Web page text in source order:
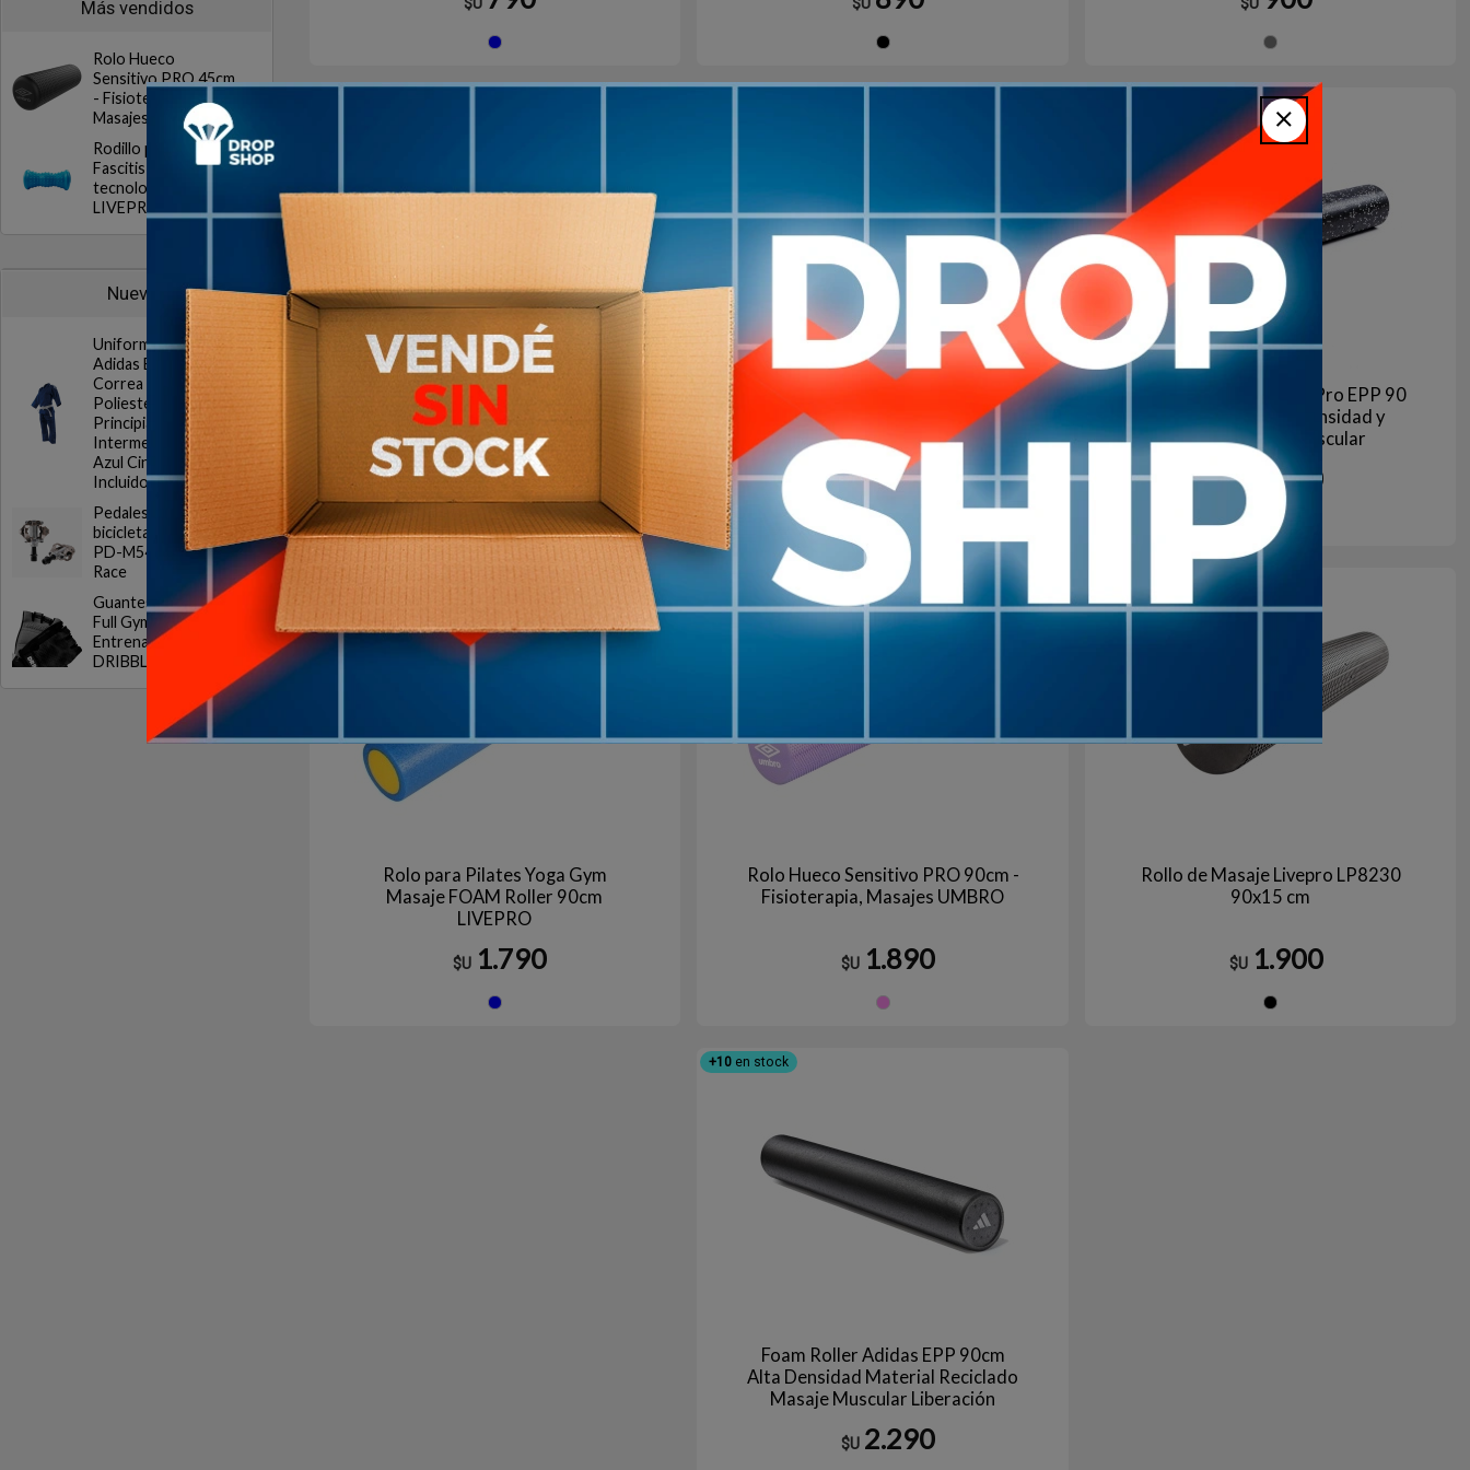
Más vendidos
Rolo Hueco
Sensitivo PRO 45cm
- Fisioterapia,
Masajes UMBRO
Rodillo pie arco
Fascitis Plantar
tecnologia termica
LIVEPRO
Nuevos
Uniforme Judo
Adidas Evolution con
Correa Algodon
Poliester
Principiantes
Intermedios Blanco
Azul Cinturon
Incluido
Pedales para
bicicleta Shimano
PD-M540 SPD MTB
Race
Guantes Gym DRB
Full Gym 20 Ciclismo
Entrenamiento
DRIBBLING
Font Roller Pilates Yoga Fitness
Masajes Ejercicio LIVEUP
930
Celeste
Fisioterapia Yoga Pilates
45x15cm LIVEUP
$U 1.389
Agotado | sin fecha de arribo
Aún no está disponible
Rodillo de Masaje LivePro EPP 90
cm x 15 cm - Alta Densidad y
Recuperación Muscular
$U 1.490
Rolo para Pilates Yoga Gym
Masaje FOAM Roller 90cm
LIVEPRO
$U 1.790
Agotado | sin fecha de arribo
Aún no está disponible
Rolo Hueco Sensitivo PRO 90cm -
Fisioterapia, Masajes UMBRO
$U 1.890
Rollo de Masaje Livepro LP8230
90x15 cm
$U 1.900
+10 en stock
Foam Roller Adidas EPP 90cm
Alta Densidad Material Reciclado
Masaje Muscular Liberación
$U 2.290